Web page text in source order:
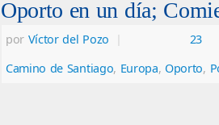
Oporto en un día;
por Víctor del Pozo
Camino de Santiago, Europa, Oporto,